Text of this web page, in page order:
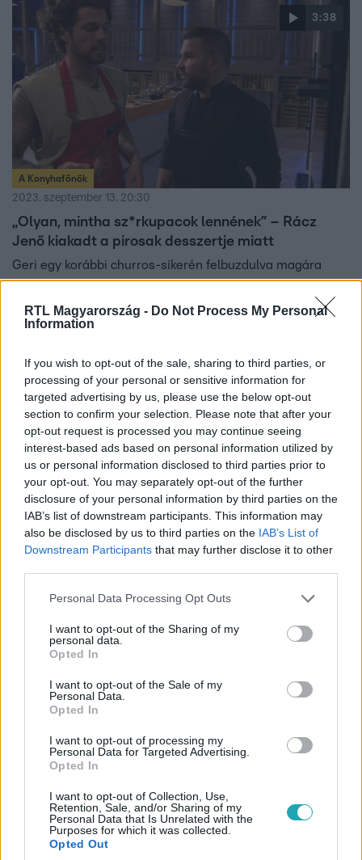
RTL Magyarország - Do Not Process My Personal
Information
If you wish to opt-out of the sale, sharing to third parties, or
processing of your personal or sensitive information for
targeted advertising by us, please use the below opt-out
section to confirm your selection. Please note that after your
opt-out request is processed you may continue seeing
interest-based ads based on personal information utilized by
us or personal information disclosed to third parties prior to
your opt-out. You may separately opt-out of the further
disclosure of your personal information by third parties on the
IAB’s list of downstream participants. This information may
also be disclosed by us to third parties on the IAB’s List of
Downstream Participants that may further disclose it to other
Please note that this website/app uses one or more Google
not limited to your visit or usage behaviour. You may click to
grant or deny consent to Google and its third-party tags to
use your data for below specified purposes in below Google
consent section.
Personal Data Processing Opt Outs
I want to opt-out of the Sharing of my
personal data.
Opted In
I want to opt-out of the Sale of my
Personal Data.
Opted In
I want to opt-out of processing my
Personal Data for Targeted Advertising.
Opted In
I want to opt-out of Collection, Use,
Retention, Sale, and/or Sharing of my
Personal Data that Is Unrelated with the
Purposes for which it was collected.
Opted Out
3:38
A Konyhafőnök
2023. szeptember 13. 20:30
„Olyan, mintha sz*rkupacok lennének” – Rácz
Jenő kiakadt a pirosak desszertje miatt
Geri egy korábbi churros-sikerén felbuzdulva magára
vállalta az égetett tészta elkészítését, azonban nem úgy
alakultak a dolgok, ahogy elképzelte. Bár Rácz Jenő
többször is ellenőrizte a tésztát, a sütőbe került
2:12
A Konyhafőnök
2023. szeptember 7. 20:25
palacsintákra pazarolta az idejét
Bartus Marcell ragaszkodott az eredeti koncepciójához,
miszerint különböző színű palacsinták lesznek a tányérja
ékei, azonban több próbálkozás után sem sikerült elérnie
a kívánt állagot. A kilátástalan palacsintasütésének a
mentora vetett véget.
2:03